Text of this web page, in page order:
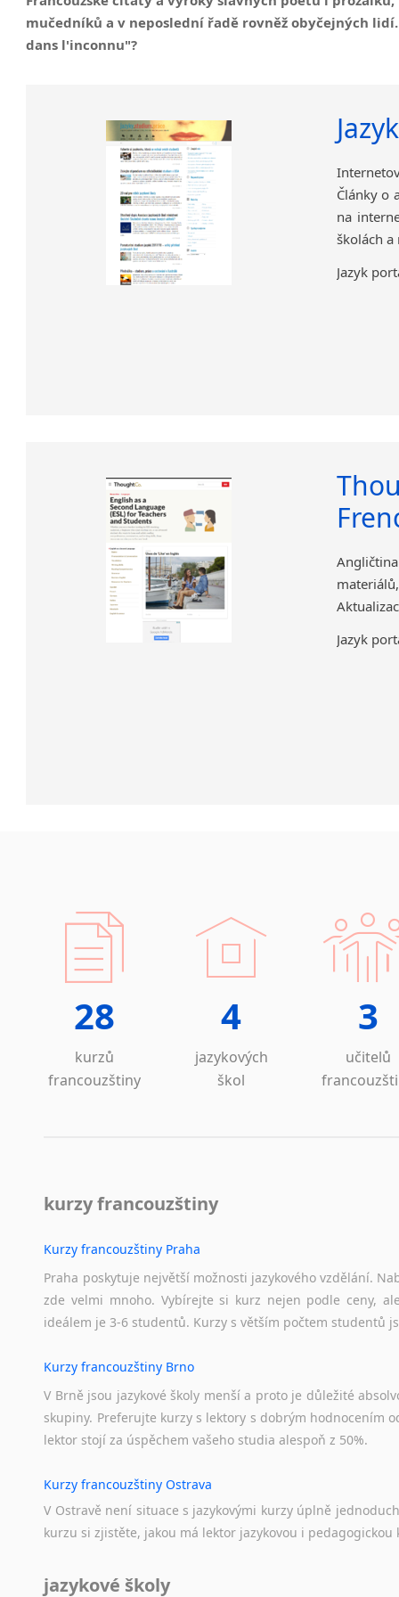
mučedníků a v neposlední řadě rovněž obyčejných
dans l'inconnu"?
Články o
na
školách a
Jazyk
Jazyk
28
kurzů
francouzštiny
4
jazykových
škol
3
učitelů
kurzy francouzštiny
Kurzy francouzštiny Praha
Praha poskytuje největší možnosti jazykového vzdělání.
zde velmi mnoho. Vybírejte si kurz nejen podle ceny,
ideálem je 3-6 studentů. Kurzy s větším počtem studentů
Kurzy francouzštiny Brno
V Brně jsou jazykové školy menší a proto je důležité
skupiny. Preferujte kurzy s lektory s dobrým hodnocením
lektor stojí za úspěchem vašeho studia alespoň z 50%.
Kurzy francouzštiny Ostrava
V Ostravě není situace s jazykovými kurzy úplně
kurzu si zjistěte, jakou má lektor jazykovou i pedagogickou
jazykové školy